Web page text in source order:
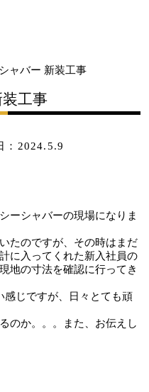
ャバー 新装工事
工事
2024.5.9
ーシャバーの現場になりま
たのですが、その時はまだ
に入ってくれた新入社員の
地の寸法を確認に行ってき
感じですが、日々とても頑
のか。。。また、お伝えし